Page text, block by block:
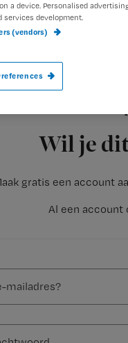
Wil je
gratis een account
Al een account
Veel
Dat blijkt uit een
a device. Personalised
services development.
(vendors)